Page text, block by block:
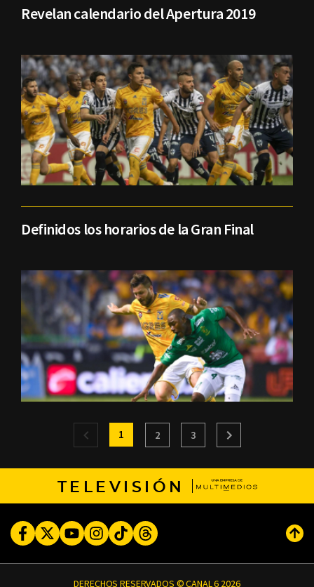
Revelan calendario del Apertura 2019
Definidos los horarios de la Gran Final
1 2 3
TELEVISIÓN
FacebookTwitterYoutubeInstagram
TikTokThreads
DERECHOS RESERVADOS © CANAL 6 2026